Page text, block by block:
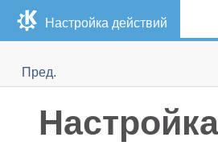
Настройка действий
Пред.